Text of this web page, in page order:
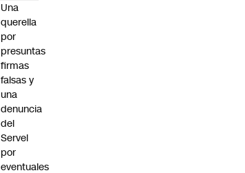
Una
querella
por
presuntas
firmas
falsas y
una
denuncia
del
Servel
por
eventuales